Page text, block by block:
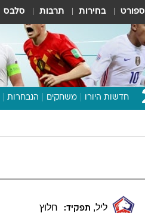
ספורט בחירות תרבות סלבס
חדשות היורו משחקים הנבחרות
ליל, תפקיד: חלוץ